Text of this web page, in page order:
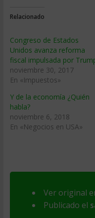
Relacionado
Congreso de Estados
Unidos avanza reforma
fiscal impulsada por
noviembre 30, 2017
En «Impuestos»
Y de la economía ¿Quién
habla?
noviembre 6, 2018
En «Negocios en USA»
Ver original
Publicado el